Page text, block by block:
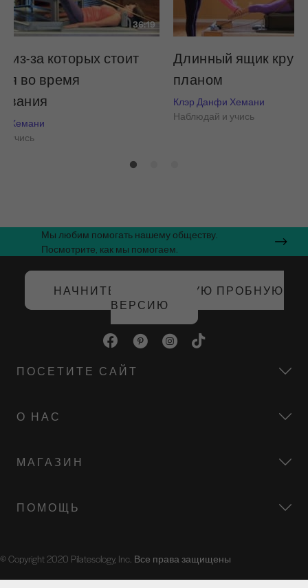
36:19
из-за которых стоит
во время
Хемани
учись
Длинный ящик
планом
Клэр Данфи Хемани
Наблюдай и учись
Мы любим помогать нашему обществу.
Посмотрите, как мы помогаем.
НАЧНИТЕ БЕСПЛАТНУЮ ПРОБНУЮ
ВЕРСИЮ
ПОСЕТИТЕ САЙТ
О НАС
МАГАЗИН
ПОМОЩЬ
© Copyright 2020 Pilatesology, Inc. Все права защищены